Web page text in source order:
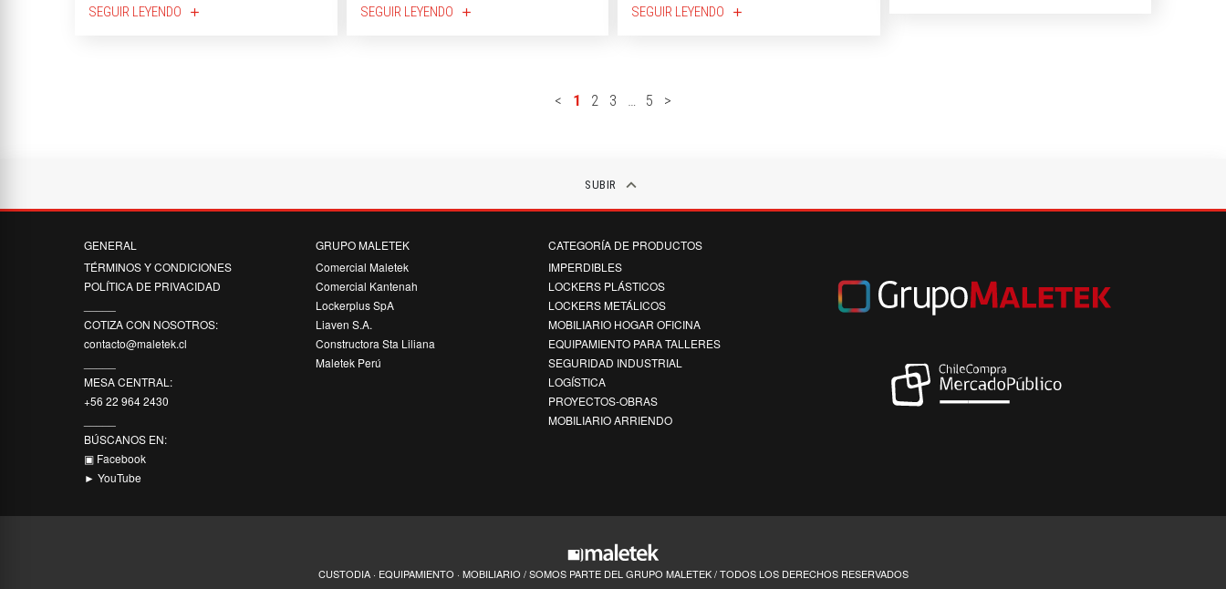
SEGUIR LEYENDO add SEGUIR LEYENDO add SEGUIR LEYENDO add
< 1 2 3 … 5 >
SUBIR keyboard_arrow_up
GENERAL
TÉRMINOS Y CONDICIONES
POLÍTICA DE PRIVACIDAD
COTIZA CON NOSOTROS:
contacto@maletek.cl
MESA CENTRAL:
+56 22 964 2430
BÚSCANOS EN:
▣ Facebook
► YouTube
GRUPO MALETEK
Comercial Maletek
Comercial Kantenah
Lockerplus SpA
Liaven S.A.
Constructora Sta Liliana
Maletek Perú
CATEGORÍA DE PRODUCTOS
IMPERDIBLES
LOCKERS PLÁSTICOS
LOCKERS METÁLICOS
MOBILIARIO HOGAR OFICINA
EQUIPAMIENTO PARA TALLERES
SEGURIDAD INDUSTRIAL
LOGÍSTICA
PROYECTOS-OBRAS
MOBILIARIO ARRIENDO
CUSTODIA · EQUIPAMIENTO · MOBILIARIO / SOMOS PARTE DEL GRUPO MALETEK / TODOS LOS DERECHOS RESERVADOS